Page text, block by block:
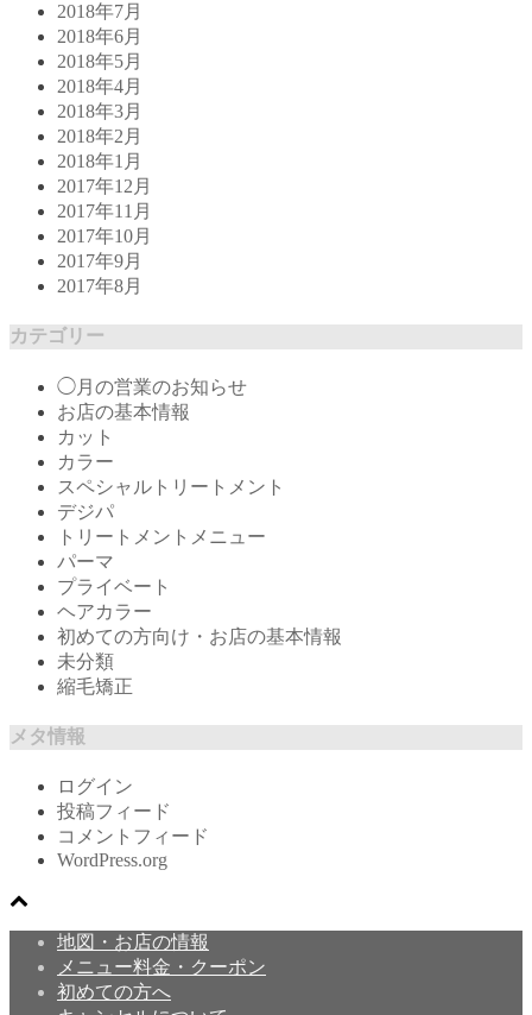
2018年7月
2018年6月
2018年5月
2018年4月
2018年3月
2018年2月
2018年1月
2017年12月
2017年11月
2017年10月
2017年9月
2017年8月
カテゴリー
◯月の営業のお知らせ
お店の基本情報
カット
カラー
スペシャルトリートメント
デジパ
トリートメントメニュー
パーマ
プライベート
ヘアカラー
初めての方向け・お店の基本情報
未分類
縮毛矯正
メタ情報
ログイン
投稿フィード
コメントフィード
WordPress.org
地図・お店の情報
メニュー料金・クーポン
初めての方へ